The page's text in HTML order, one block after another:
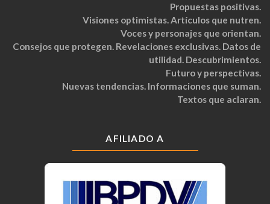
Propuestas positivas.
Visiones optimistas. Artículos que nutren.
Voces y personajes que orientan.
Consejos que protegen. Revelaciones exclusivas. Datos de
utilidad. Descubrimientos.
Futuro y perspectivas.
Nuevas tendencias. Informaciones que suman.
Textos que aclaran.
AFILIADO A